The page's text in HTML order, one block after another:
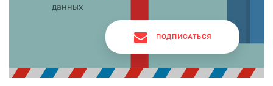
данных
ПОДПИСАТЬСЯ